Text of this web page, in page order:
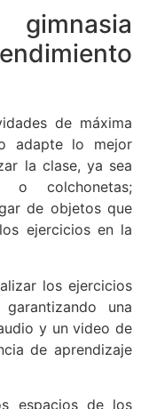
de máxima
adapte lo mejor
la clase, ya sea
o colchonetas;
de objetos que
ejercicios en la
los ejercicios
una
y un video de
de aprendizaje
espacios de los